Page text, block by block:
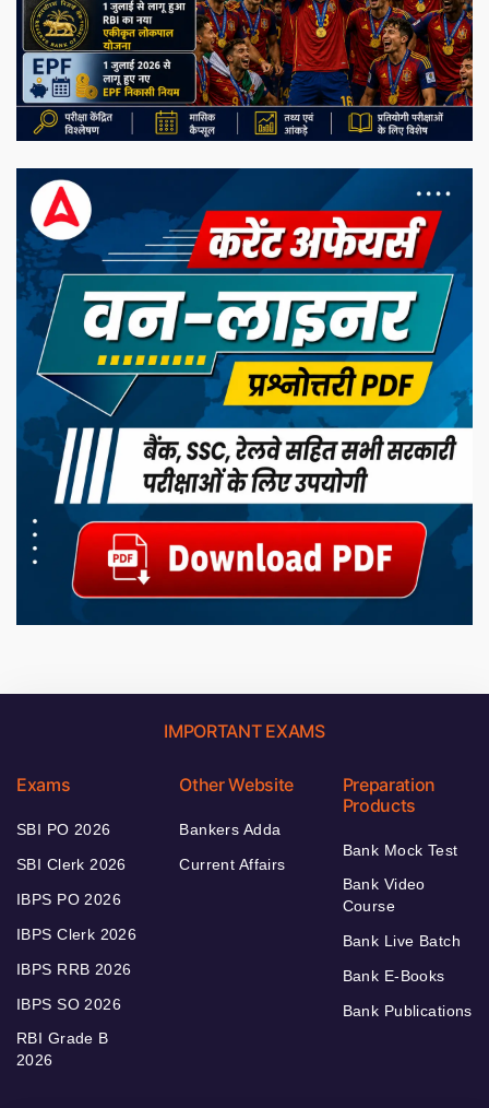
IMPORTANT EXAMS
Exams
SBI PO 2026
SBI Clerk 2026
IBPS PO 2026
IBPS Clerk 2026
IBPS RRB 2026
IBPS SO 2026
RBI Grade B
2026
Other Website
Bankers Adda
Current Affairs
Preparation
Products
Bank Mock Test
Bank Video
Course
Bank Live Batch
Bank E-Books
Bank Publications